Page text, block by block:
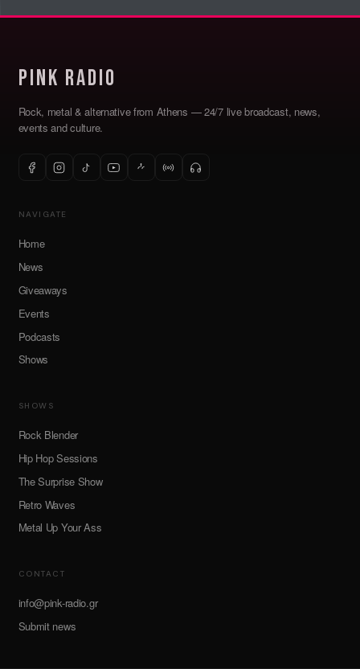
Pink Radio
Rock, metal & alternative from Athens — 24/7 live broadcast, news,
events and culture.
NAVIGATE
Home
News
Giveaways
Events
Podcasts
Shows
SHOWS
Rock Blender
Hip Hop Sessions
The Surprise Show
Retro Waves
Metal Up Your Ass
CONTACT
info@pink-radio.gr
Submit news